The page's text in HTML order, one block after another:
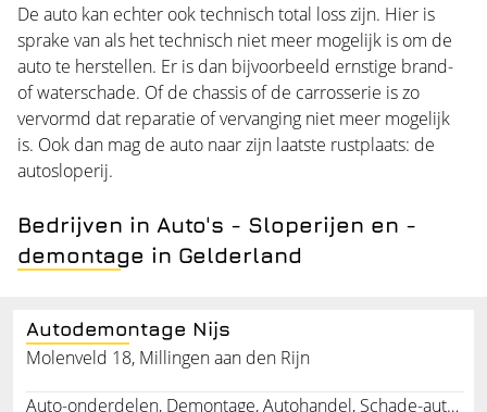
De auto kan echter ook technisch total loss zijn. Hier is
sprake van als het technisch niet meer mogelijk is om de
auto te herstellen. Er is dan bijvoorbeeld ernstige brand-
of waterschade. Of de chassis of de carrosserie is zo
vervormd dat reparatie of vervanging niet meer mogelijk
is. Ook dan mag de auto naar zijn laatste rustplaats: de
autosloperij.
Bedrijven in Auto's - Sloperijen en -
demontage in Gelderland
Autodemontage Nijs
Molenveld 18, Millingen aan den Rijn
Auto-onderdelen, Demontage, Autohandel, Schade-auto's, Sloopauto's